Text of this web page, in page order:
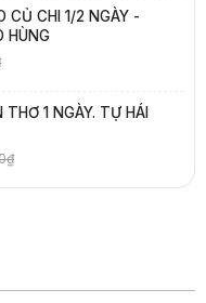
CỦ CHI 1/2 NGÀY -
HÙNG
1 NGÀY. TỰ HÁI